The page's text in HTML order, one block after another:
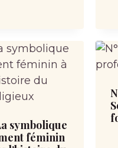
symbolique
féminin